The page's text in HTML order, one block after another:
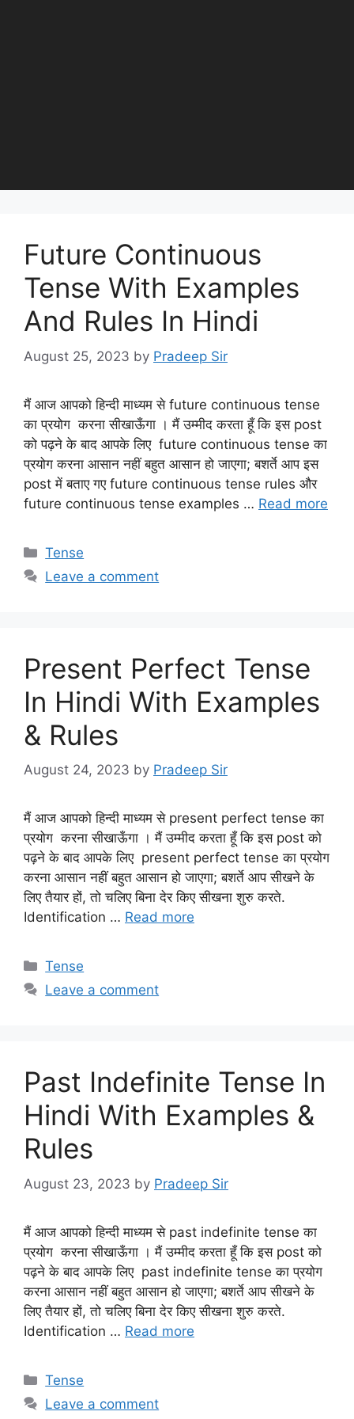
Future Continuous
Tense With Examples
And Rules In Hindi
August 25, 2023 by Pradeep Sir
मैं आज आपको हिन्दी माध्यम से future continuous tense
का प्रयोग करना सीखाऊँगा । मैं उम्मीद करता हूँ कि इस post
को पढ़ने के बाद आपके लिए future continuous tense का
प्रयोग करना आसान नहीं बहुत आसान हो जाएगा; बशर्ते आप इस
post में बताए गए future continuous tense rules और
future continuous tense examples … Read more
Categories
Tense
Leave a comment
Present Perfect Tense
In Hindi With Examples
& Rules
August 24, 2023 by Pradeep Sir
मैं आज आपको हिन्दी माध्यम से present perfect tense का
प्रयोग करना सीखाऊँगा । मैं उम्मीद करता हूँ कि इस post को
पढ़ने के बाद आपके लिए present perfect tense का प्रयोग
करना आसान नहीं बहुत आसान हो जाएगा; बशर्ते आप सीखने के
लिए तैयार हों, तो चलिए बिना देर किए सीखना शुरु करते.
Identification … Read more
Categories
Tense
Leave a comment
Past Indefinite Tense In
Hindi With Examples &
Rules
August 23, 2023 by Pradeep Sir
मैं आज आपको हिन्दी माध्यम से past indefinite tense का
प्रयोग करना सीखाऊँगा । मैं उम्मीद करता हूँ कि इस post को
पढ़ने के बाद आपके लिए past indefinite tense का प्रयोग
करना आसान नहीं बहुत आसान हो जाएगा; बशर्ते आप सीखने के
लिए तैयार हों, तो चलिए बिना देर किए सीखना शुरु करते.
Identification … Read more
Categories
Tense
Leave a comment